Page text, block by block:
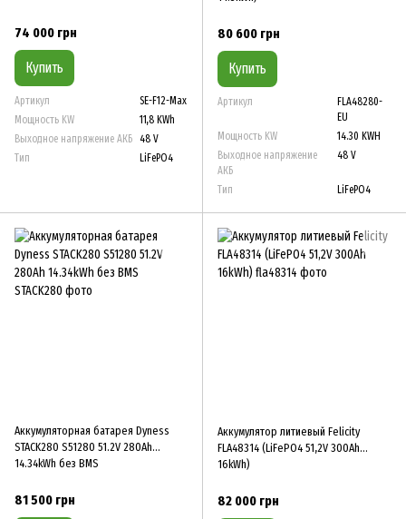
74 000 грн
Купить
Артикул
SE-F12-Max
Мощность KW
11,8 KWh
Выходное напряжение АКБ 48 V
Тип
LiFePO4
80 600 грн
Купить
Артикул
FLA48280-
EU
Мощность KW
14.30 KWH
Выходное напряжение
АКБ
48 V
Тип LiFePO4
Аккумуляторная батарея Dyness
STACK280 S51280 51.2V 280Ah
14.34kWh без BMS
81 500 грн
Аккумулятор литиевый Felicity
FLA48314 (LiFePO4 51,2V 300Ah
16kWh)
82 000 грн